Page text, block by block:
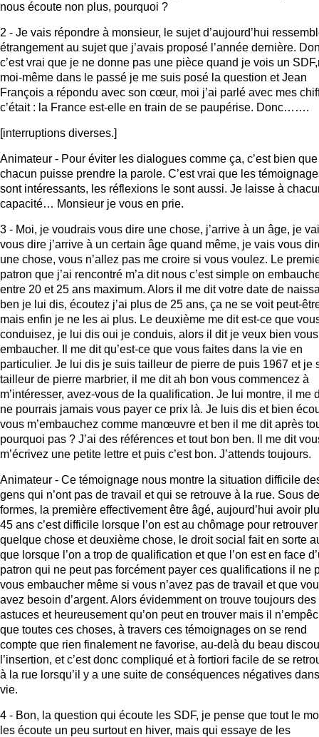
nous écoute non plus, pourquoi ?
2 - Je vais répondre à monsieur, le sujet d’aujourd’hui
étrangement au sujet que j’avais proposé l’année dernière.
c’est vrai que je ne donne pas une pièce quand je vois un
moi-même dans le passé je me suis posé la question et Jean
François a répondu avec son cœur, moi j’ai parlé avec mes
c’était : la France est-elle en train de se paupérise. Donc…….
[interruptions diverses.]
Animateur - Pour éviter les dialogues comme ça, c’est bien que
chacun puisse prendre la parole. C’est vrai que les
sont intéressants, les réflexions le sont aussi. Je laisse à
capacité… Monsieur je vous en prie.
3 - Moi, je voudrais vous dire une chose, j’arrive à un âge, je
vous dire j’arrive à un certain âge quand même, je vais vous
une chose, vous n’allez pas me croire si vous voulez. Le
patron que j’ai rencontré m’a dit nous c’est simple on
entre 20 et 25 ans maximum. Alors il me dit votre date de
ben je lui dis, écoutez j’ai plus de 25 ans, ça ne se voit peut-
mais enfin je ne les ai plus. Le deuxième me dit est-ce que
conduisez, je lui dis oui je conduis, alors il dit je veux bien vous
embaucher. Il me dit qu’est-ce que vous faites dans la vie en
particulier. Je lui dis je suis tailleur de pierre de puis 1967 et je
tailleur de pierre marbrier, il me dit ah bon vous commencez à
m’intéresser, avez-vous de la qualification. Je lui montre, il me
ne pourrais jamais vous payer ce prix là. Je luis dis et bien
vous m’embauchez comme manœuvre et ben il me dit après
pourquoi pas ? J’ai des références et tout bon ben. Il me dit
m’écrivez une petite lettre et puis c’est bon. J’attends toujours.
Animateur - Ce témoignage nous montre la situation difficile
gens qui n’ont pas de travail et qui se retrouve à la rue. Sous
formes, la première effectivement être âgé, aujourd’hui avoir
45 ans c’est difficile lorsque l’on est au chômage pour retrouver
quelque chose et deuxième chose, le droit social fait en sorte
que lorsque l’on a trop de qualification et que l’on est en face
patron qui ne peut pas forcément payer ces qualifications il ne
vous embaucher même si vous n’avez pas de travail et que
avez besoin d’argent. Alors évidemment on trouve toujours des
astuces et heureusement qu’on peut en trouver mais il
que toutes ces choses, à travers ces témoignages on se rend
compte que rien finalement ne favorise, au-delà du beau
l’insertion, et c’est donc compliqué et à fortiori facile de se
à la rue lorsqu’il y a une suite de conséquences négatives
vie.
4 - Bon, la question qui écoute les SDF, je pense que tout le
les écoute un peu surtout en hiver, mais qui essaye de les